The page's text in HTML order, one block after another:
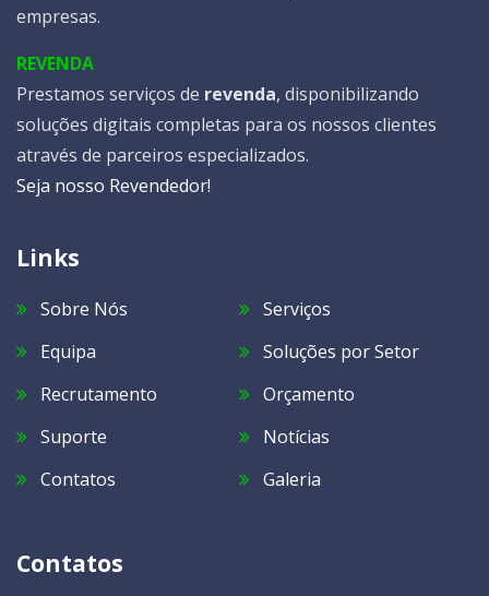
empresas.
REVENDA
Prestamos serviços de revenda, disponibilizando
soluções digitais completas para os nossos clientes
através de parceiros especializados.
Seja nosso Revendedor!
Links
Sobre Nós
Serviços
Equipa
Soluções por Setor
Recrutamento
Orçamento
Suporte
Notícias
Contatos
Galeria
Contatos